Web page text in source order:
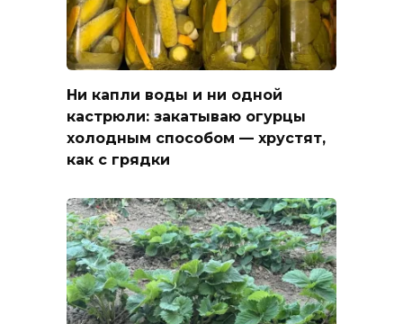
Ни капли воды и ни одной
кастрюли: закатываю огурцы
холодным способом — хрустят,
как с грядки